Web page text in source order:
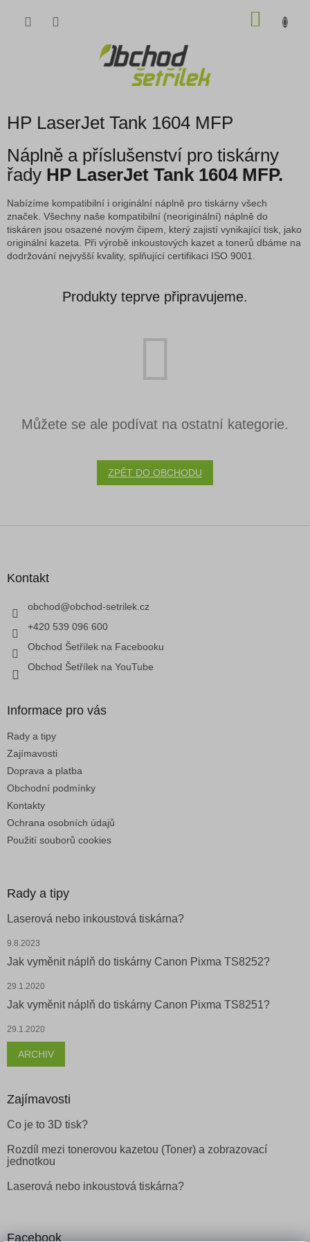
HP LaserJet Tank 1604 MFP
Náplně a příslušenství pro tiskárny
řady HP LaserJet Tank 1604 MFP.
Nabízíme kompatibilní i originální náplně pro tiskárny všech
značek. Všechny naše kompatibilní (neoriginální) náplně do
tiskáren jsou osazené novým čipem, který zajistí vynikající tisk, jako
originální kazeta. Při výrobě inkoustových kazet a tonerů dbáme na
dodržování nejvyšší kvality, splňující certifikaci ISO 9001.
Produkty teprve připravujeme.
Můžete se ale podívat na ostatní kategorie.
ZPĚT DO OBCHODU
Kontakt
obchod@obchod-setrilek.cz
+420 539 096 600
Obchod Šetřílek na Facebooku
Obchod Šetřílek na YouTube
Informace pro vás
Rady a tipy
Zajímavosti
Doprava a platba
Obchodní podmínky
Kontakty
Ochrana osobních údajů
Použití souborů cookies
Rady a tipy
Laserová nebo inkoustová tiskárna?
9.8.2023
Jak vyměnit náplň do tiskárny Canon Pixma TS8252?
29.1.2020
Jak vyměnit náplň do tiskárny Canon Pixma TS8251?
29.1.2020
ARCHIV
Zajímavosti
Co je to 3D tisk?
Rozdíl mezi tonerovou kazetou (Toner) a zobrazovací
jednotkou
Laserová nebo inkoustová tiskárna?
Facebook